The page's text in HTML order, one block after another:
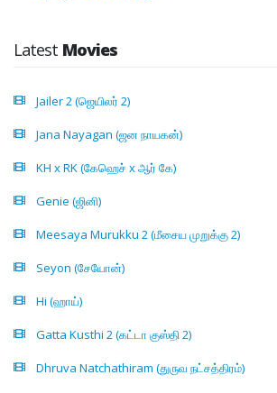
Latest Movies
Jailer 2 (ஜெயிலர் 2)
Jana Nayagan (ஜன நாயகன்)
KH x RK (கேஹெச் x ஆர் கே)
Genie (ஜினி)
Meesaya Murukku 2 (மீசைய முறுக்கு 2)
Seyon (சேயோன்)
Hi (ஹாய்)
Gatta Kusthi 2 (கட்டா குஸ்தி 2)
Dhruva Natchathiram (துருவ நட்சத்திரம்)